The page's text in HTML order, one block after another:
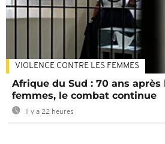
VIOLENCE CONTRE LES FEMMES
Afrique du Sud : 70 ans après
femmes, le combat continue
Il y a 22 heures